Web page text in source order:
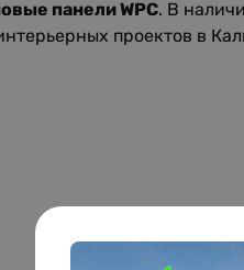
панели WPC. В
проектов в